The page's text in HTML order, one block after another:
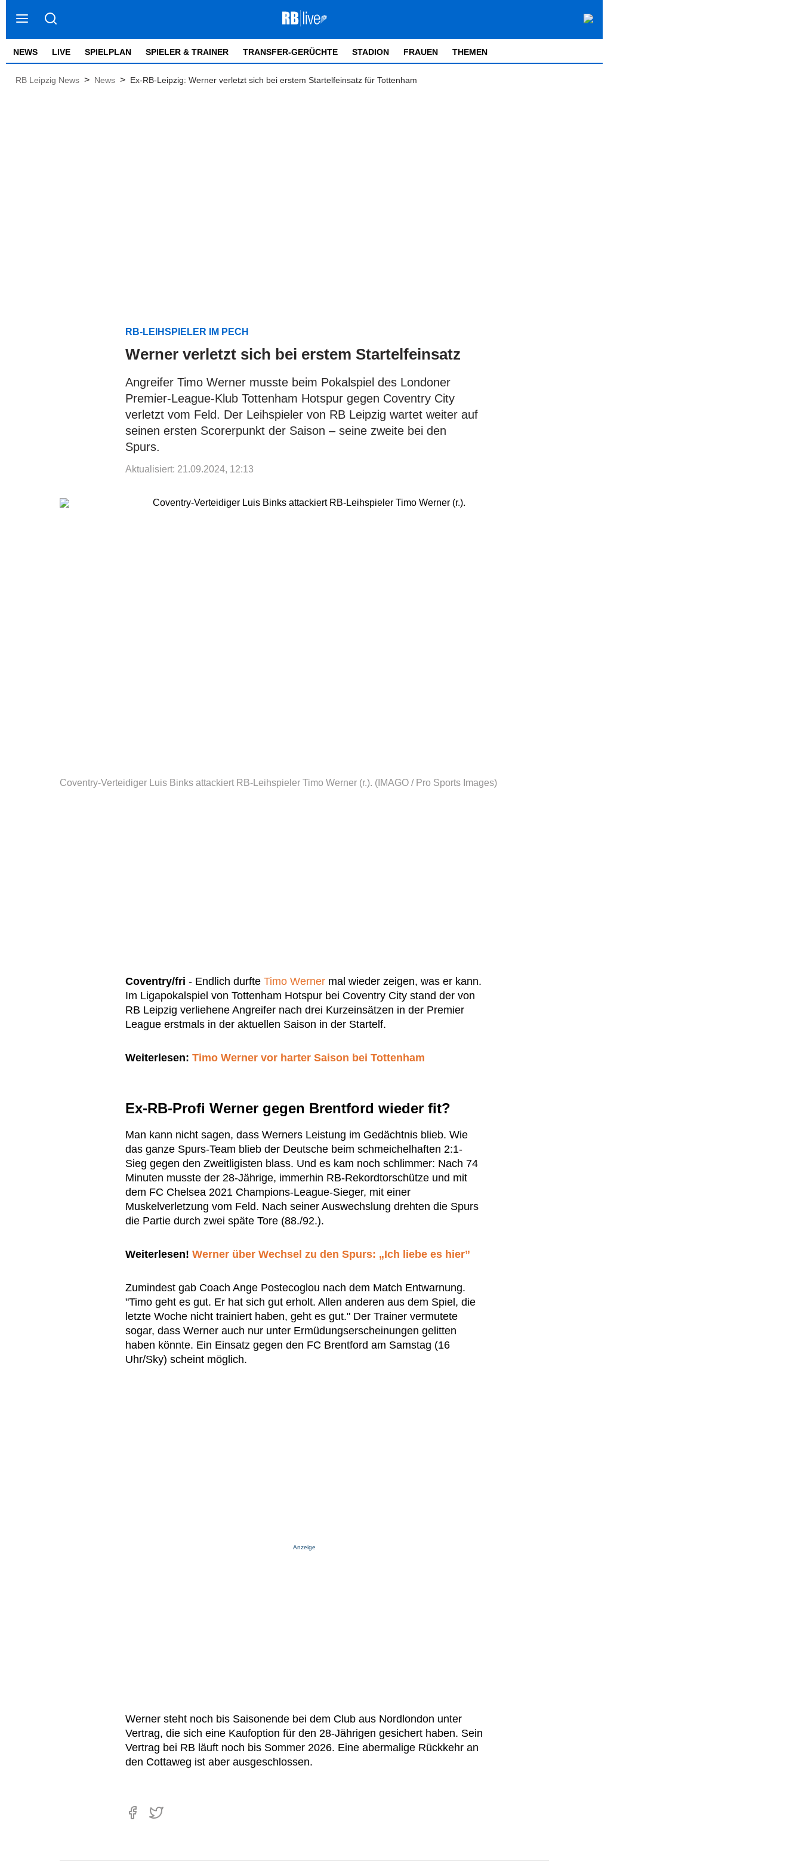
NEWS LIVE SPIELPLAN SPIELER & TRAINER TRANSFER-GERÜCHTE STADION FRAUEN THEMEN
RB Leipzig News > News > Ex-RB-Leipzig: Werner verletzt sich bei erstem Startelfeinsatz für Tottenham
RB-LEIHSPIELER IM PECH
Werner verletzt sich bei erstem Startelfeinsatz
Angreifer Timo Werner musste beim Pokalspiel des Londoner
Premier-League-Klub Tottenham Hotspur gegen Coventry City
verletzt vom Feld. Der Leihspieler von RB Leipzig wartet weiter auf
seinen ersten Scorerpunkt der Saison – seine zweite bei den
Spurs.
Aktualisiert: 21.09.2024, 12:13
Coventry-Verteidiger Luis Binks attackiert RB-Leihspieler Timo Werner (r.). (IMAGO / Pro Sports Images)
Coventry/fri - Endlich durfte Timo Werner mal wieder zeigen, was er kann.
Im Ligapokalspiel von Tottenham Hotspur bei Coventry City stand der von
RB Leipzig verliehene Angreifer nach drei Kurzeinsätzen in der Premier
League erstmals in der aktuellen Saison in der Startelf.
Weiterlesen: Timo Werner vor harter Saison bei Tottenham
Ex-RB-Profi Werner gegen Brentford wieder fit?
Man kann nicht sagen, dass Werners Leistung im Gedächtnis blieb. Wie
das ganze Spurs-Team blieb der Deutsche beim schmeichelhaften 2:1-
Sieg gegen den Zweitligisten blass. Und es kam noch schlimmer: Nach 74
Minuten musste der 28-Jährige, immerhin RB-Rekordtorschütze und mit
dem FC Chelsea 2021 Champions-League-Sieger, mit einer
Muskelverletzung vom Feld. Nach seiner Auswechslung drehten die Spurs
die Partie durch zwei späte Tore (88./92.).
Weiterlesen! Werner über Wechsel zu den Spurs: „Ich liebe es hier”
Zumindest gab Coach Ange Postecoglou nach dem Match Entwarnung.
"Timo geht es gut. Er hat sich gut erholt. Allen anderen aus dem Spiel, die
letzte Woche nicht trainiert haben, geht es gut." Der Trainer vermutete
sogar, dass Werner auch nur unter Ermüdungserscheinungen gelitten
haben könnte. Ein Einsatz gegen den FC Brentford am Samstag (16
Uhr/Sky) scheint möglich.
Anzeige
Werner steht noch bis Saisonende bei dem Club aus Nordlondon unter
Vertrag, die sich eine Kaufoption für den 28-Jährigen gesichert haben. Sein
Vertrag bei RB läuft noch bis Sommer 2026. Eine abermalige Rückkehr an
den Cottaweg ist aber ausgeschlossen.